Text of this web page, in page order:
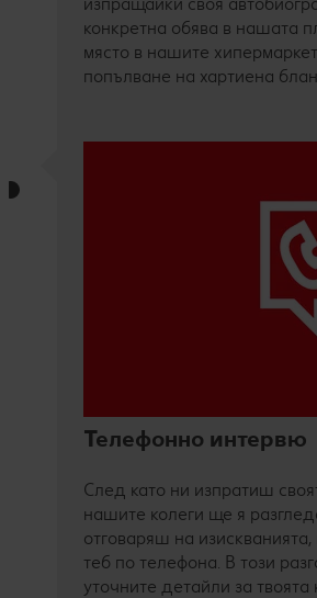
конкретна обява в нашата
място в нашите
попълване на хартиена
Телефонно интервю
След като ни изпратиш
нашите колеги ще я
отговаряш на
теб по телефона. В този
уточните детайли за